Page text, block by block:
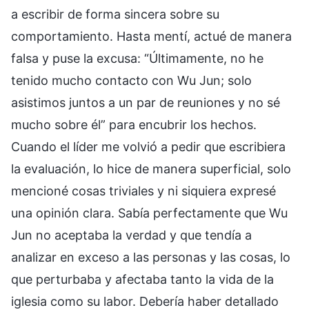
a escribir de forma sincera sobre su
comportamiento. Hasta mentí, actué de manera
falsa y puse la excusa: “Últimamente, no he
tenido mucho contacto con Wu Jun; solo
asistimos juntos a un par de reuniones y no sé
mucho sobre él” para encubrir los hechos.
Cuando el líder me volvió a pedir que escribiera
la evaluación, lo hice de manera superficial, solo
mencioné cosas triviales y ni siquiera expresé
una opinión clara. Sabía perfectamente que Wu
Jun no aceptaba la verdad y que tendía a
analizar en exceso a las personas y las cosas, lo
que perturbaba y afectaba tanto la vida de la
iglesia como su labor. Debería haber detallado